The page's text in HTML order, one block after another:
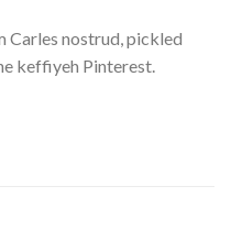
Carles nostrud, pickled
keffiyeh Pinterest.